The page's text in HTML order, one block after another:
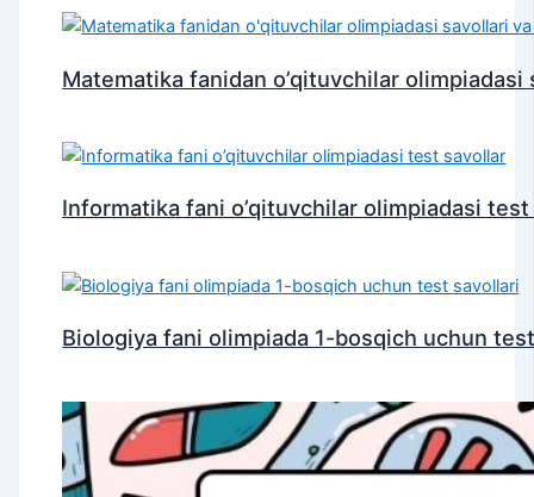
Matematika fanidan o’qituvchilar
Informatika fani o’qituvchilar olimpiadasi
Biologiya fani olimpiada 1-bosqich uchun